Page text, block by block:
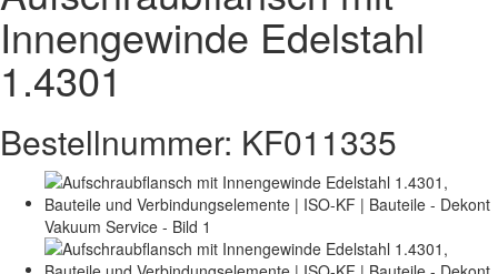
Innengewinde Edelstahl
1.4301
Bestellnummer: KF011335